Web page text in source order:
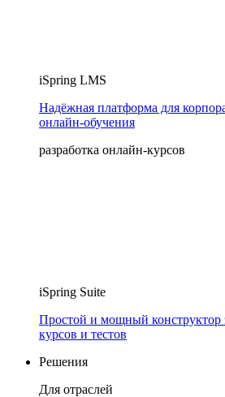
iSpring LMS
Надёжная платформа для
онлайн‑обучения
разработка онлайн-курсов
iSpring Suite
Простой и мощный конструктор
курсов и тестов
Решения
Для отраслей